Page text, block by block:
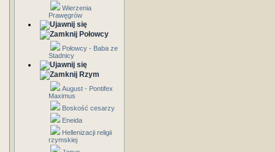
Wierzenia
Prawęgrów
Połowcy
Połowcy - Baba ze
Stadnicy
Rzym
August - Pontifex
Maximus
Boskość cesarzy
Eneida
Hellenizacji religii
rzymskiej